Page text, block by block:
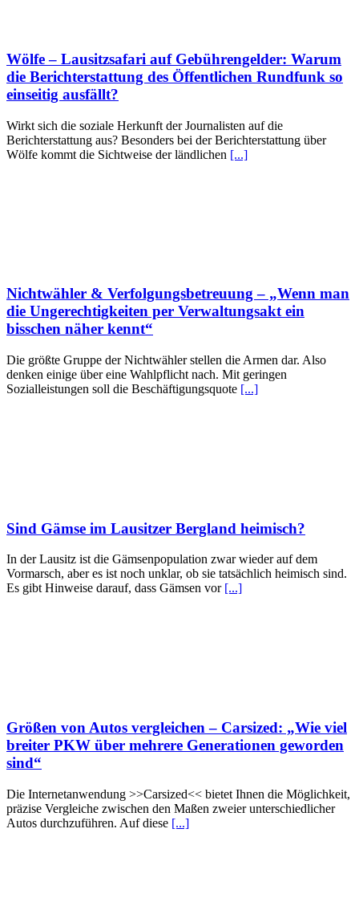
Wölfe – Lausitzsafari auf Gebührengelder: Warum
die Berichterstattung des Öffentlichen Rundfunk so
einseitig ausfällt?
Wirkt sich die soziale Herkunft der Journalisten auf die
Berichterstattung aus? Besonders bei der Berichterstattung über
Wölfe kommt die Sichtweise der ländlichen [...]
Nichtwähler & Verfolgungsbetreuung – „Wenn man
die Ungerechtigkeiten per Verwaltungsakt ein
bisschen näher kennt“
Die größte Gruppe der Nichtwähler stellen die Armen dar. Also
denken einige über eine Wahlpflicht nach. Mit geringen
Sozialleistungen soll die Beschäftigungsquote [...]
Sind Gämse im Lausitzer Bergland heimisch?
In der Lausitz ist die Gämsenpopulation zwar wieder auf dem
Vormarsch, aber es ist noch unklar, ob sie tatsächlich heimisch sind.
Es gibt Hinweise darauf, dass Gämsen vor [...]
Größen von Autos vergleichen – Carsized: „Wie viel
breiter PKW über mehrere Generationen geworden
sind“
Die Internetanwendung >>Carsized<< bietet Ihnen die Möglichkeit,
präzise Vergleiche zwischen den Maßen zweier unterschiedlicher
Autos durchzuführen. Auf diese [...]